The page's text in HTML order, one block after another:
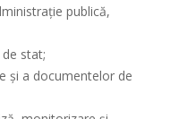
publică,
stat;
şi a documentelor de